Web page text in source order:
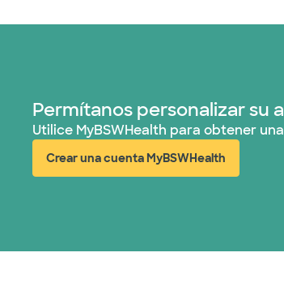
Permítanos personalizar su
Utilice MyBSWHealth para obtener
Crear una cuenta MyBSWHealth
(abre en ventana nueva)